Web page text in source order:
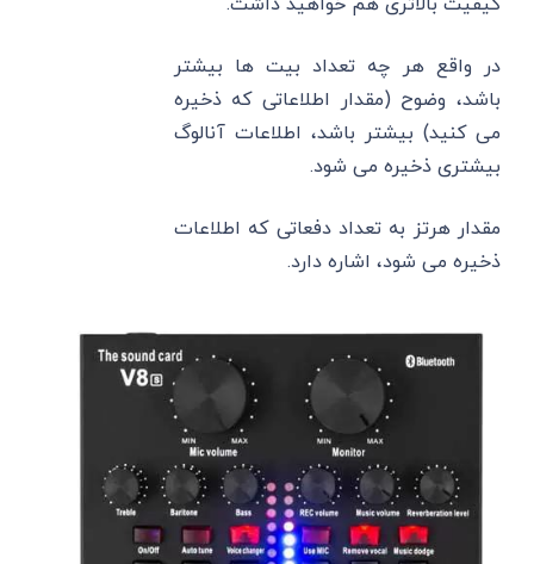
کیفیت بالاتری هم خواهید داشت.
در واقع هر چه تعداد بیت‌ ها بیشتر
باشد، وضوح (مقدار اطلاعاتی که ذخیره
می‌ کنید) بیشتر باشد، اطلاعات آنالوگ
بیشتری ذخیره می ‌شود.
مقدار هرتز به تعداد دفعاتی که اطلاعات
ذخیره می ‌شود، اشاره دارد.